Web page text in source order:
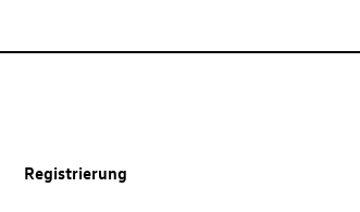
Registrierung